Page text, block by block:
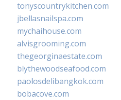
tonyscountrykitchen.com
jbellasnailspa.com
mychaihouse.com
alvisgrooming.com
thegeorginaestate.com
blythewoodseafood.com
paolosdelibangkok.com
bobacove.com